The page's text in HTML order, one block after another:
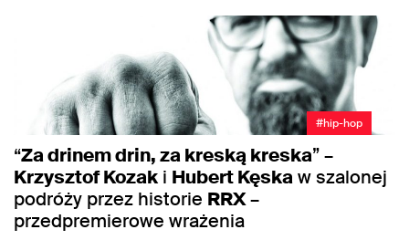
#hip-hop
“Za drinem drin, za kreską kreska” –
Krzysztof Kozak i Hubert Kęskaw szalonej
podróży przez historie RRX–
przedpremierowe wrażenia